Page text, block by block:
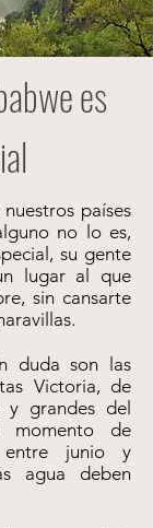
es
países
no lo es,
su gente
lugar al que
sin cansarte
duda son las
Victoria, de
y grandes del
momento de
entre junio y
agua deben